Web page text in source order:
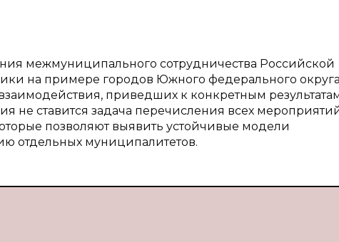
межмуниципального сотрудничества Российской
на примере городов Южного федерального
приведших к конкретным
не ставится задача перечисления всех
позволяют выявить устойчивые модели
отдельных муниципалитетов.